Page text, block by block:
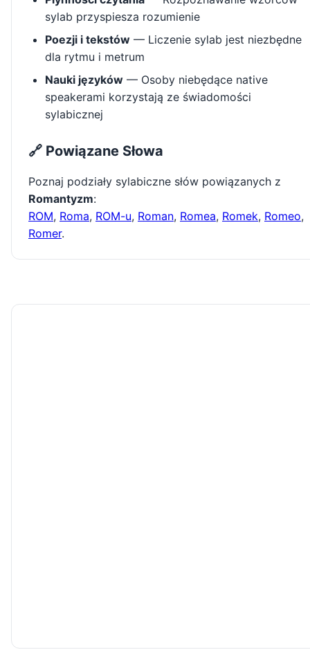
sylab przyspiesza rozumienie
Poezji i tekstów — Liczenie sylab jest niezbędne
dla rytmu i metrum
Nauki języków — Osoby niebędące native
speakerami korzystają ze świadomości
sylabicznej
🔗 Powiązane Słowa
Poznaj podziały sylabiczne słów powiązanych z
Romantyzm:
ROM, Roma, ROM-u, Roman, Romea, Romek, Romeo,
Romer.